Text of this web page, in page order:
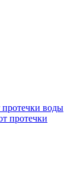
протечки воды
протечки